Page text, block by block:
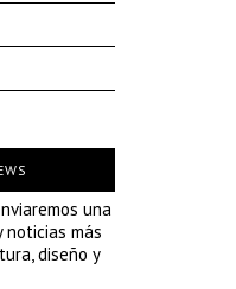
una
noticias más
diseño y